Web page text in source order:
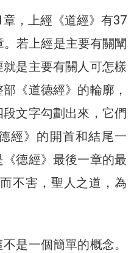
，上經《道經》有37
若上經是主要有關闡
是主要有關人可怎樣
《道德經》的輪廓，
文字勾劃出來，它們
經》的開首和結尾一
德經》最後一章的最
不害，聖人之道，為
是一個簡單的概念。